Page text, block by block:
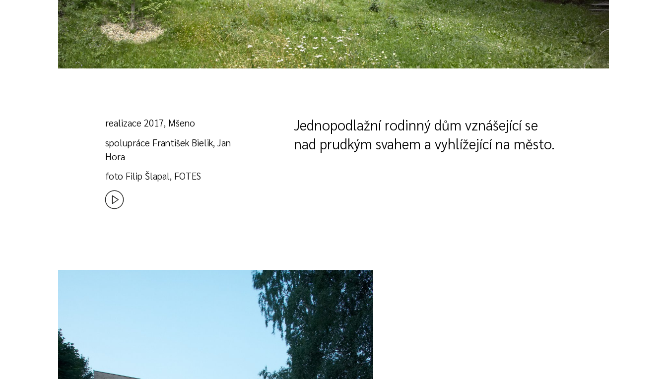
realizace 2017, Mšeno
spolupráce František Bielik, Jan
Hora
foto Filip Šlapal, FOTES
Jednopodlažní rodinný dům vznášející se
nad prudkým svahem a vyhlížející na město.